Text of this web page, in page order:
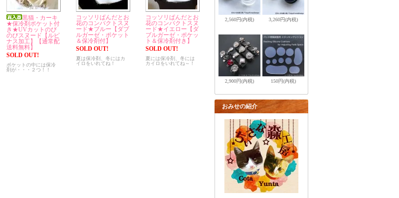
黒猫・カーキ
★保冷剤ポケット付
き★UVカットのび
のびスヌード【ルピ
ナス加工】【通常配
送料無料】
SOLD OUT!
ポケットの中には保冷
剤が・・・２つ！！
コッソリぱんだとお
花のコンパクトスヌ
ード★ブルー【ダブ
ルガーゼ・ポケット
＆保冷剤付】
SOLD OUT!
夏は保冷剤、冬にはカ
イロをいれてね！
コッソリぱんだとお
花のコンパクトスヌ
ード★イエロー【ダ
ブルガーゼ・ポケッ
ト＆保冷剤付き】
SOLD OUT!
夏には保冷剤、冬には
カイロをいれてね～！
2,560円(内税) 3,260円(内税)
2,900円(内税) 150円(内税)
おみせの紹介